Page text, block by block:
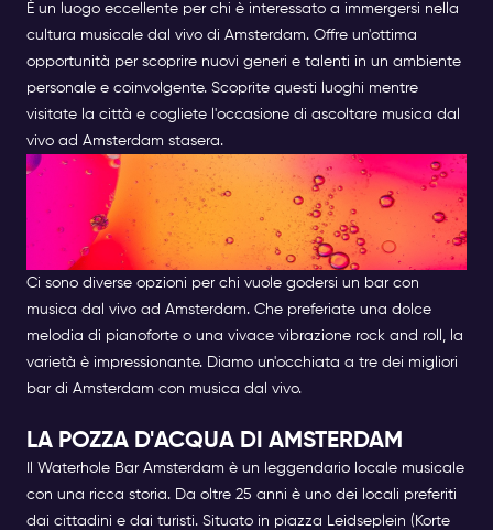
È un luogo eccellente per chi è interessato a immergersi nella
cultura musicale dal vivo di Amsterdam. Offre un'ottima
opportunità per scoprire nuovi generi e talenti in un ambiente
personale e coinvolgente. Scoprite questi luoghi mentre
visitate la città e cogliete l'occasione di ascoltare musica dal
vivo ad Amsterdam stasera.
TROVARE IL BAR CON MUSICA
DAL VIVO PERFETTO AD
AMSTERDAM
Ci sono diverse opzioni per chi vuole godersi un bar con
musica dal vivo ad Amsterdam. Che preferiate una dolce
melodia di pianoforte o una vivace vibrazione rock and roll, la
varietà è impressionante. Diamo un'occhiata a tre dei migliori
bar di Amsterdam con musica dal vivo.
LA POZZA D'ACQUA DI AMSTERDAM
Waterhole Bar Amsterdam è un leggendario locale musicale
con una ricca storia. Da oltre 25 anni è uno dei locali preferiti
dai cittadini e dai turisti. Situato in piazza Leidseplein (Korte